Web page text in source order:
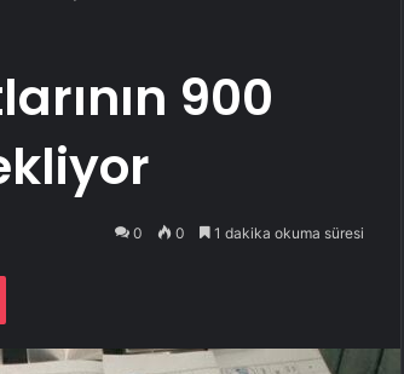
900
0 0 1 dakika okuma süresi
Pocket